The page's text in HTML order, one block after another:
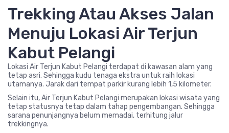
Trekking Atau Akses Jalan
Menuju Lokasi Air Terjun
Kabut Pelangi
Lokasi Air Terjun Kabut Pelangi terdapat di kawasan alam yang
tetap asri. Sehingga kudu tenaga ekstra untuk raih lokasi
utamanya. Jarak dari tempat parkir kurang lebih 1,5 kilometer.
Selain itu, Air Terjun Kabut Pelangi merupakan lokasi wisata yang
tetap statusnya tetap dalam tahap pengembangan. Sehingga
sarana penunjangnya belum memadai, terhitung jalur
trekkingnya.